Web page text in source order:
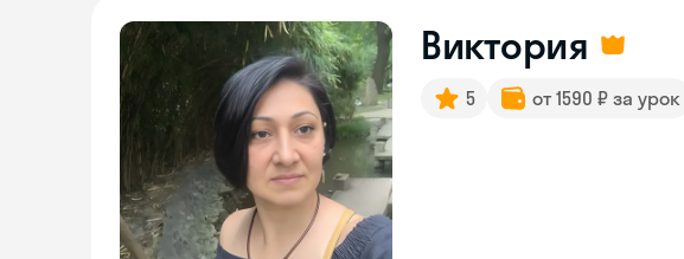
Виктория
5 от 1590 ₽ за урок